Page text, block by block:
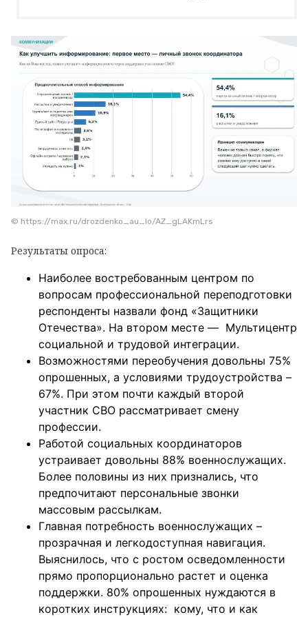
© https://max.ru/drozdenko_au_lo/AZ_gLAKmLrs
Результаты опроса:
Наиболее востребованным центром по
вопросам профессиональной переподготовки
респонденты назвали фонд «Защитники
Отечества». На втором месте — Мультицентр
социальной и трудовой интеграции.
Возможностями переобучения довольны 75%
опрошенных, а условиями трудоустройства –
67%. При этом почти каждый второй
участник СВО рассматривает смену
профессии.
Работой социальных координаторов
устраивает довольны 88% военнослужащих.
Более половины из них признались, что
предпочитают персональные звонки
массовым рассылкам.
Главная потребность военнослужащих –
прозрачная и легкодоступная навигация.
Выяснилось, что с ростом осведомленности
прямо пропорционально растет и оценка
поддержки. 80% опрошенных нуждаются в
коротких инструкциях: кому, что и как